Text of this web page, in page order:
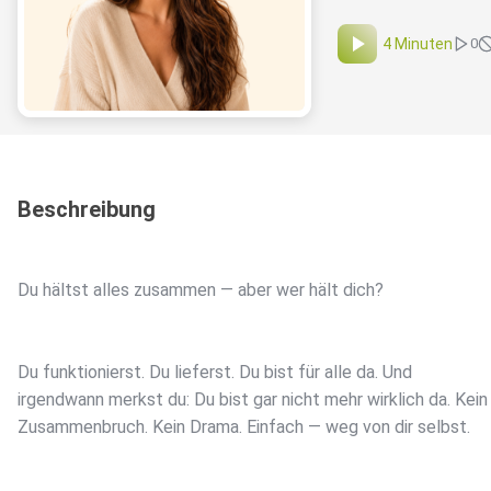
4 Minuten 0
Beschreibung
Du hältst alles zusammen — aber wer hält dich?
Du funktionierst. Du lieferst. Du bist für alle da. Und
irgendwann merkst du: Du bist gar nicht mehr wirklich da. Kein
Zusammenbruch. Kein Drama. Einfach — weg von dir selbst.